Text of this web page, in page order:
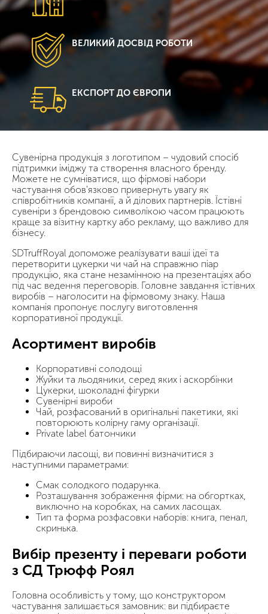
ВЕЛИКИЙ ДОСВІД РОБОТИ
ЕКСПОРТ ДО ЄВРОПИ
Сувенірна продукція з логотипом – чудовий спосіб
підтримки іміджу та створення власного бренду.
Можете не сумніватися, що фірмові набори
частування обов'язково привернуть увагу як
співробітників компанії, а й ділових партнерів. Їстівні
сувеніри з брендовою символікою часом працюють
краще за візитну картку або рекламу, що важливо для
бізнесу.
SDTruffRoyal допоможе реалізувати ваші ідеї та
перетворити цукерки чи чай на справжню піар
продукцію, яка стане незамінною на презентаціях або
під час ведення переговорів. Головне завдання їстівних
виробів – наголосити на фірмовому знаку. Наша
компанія пропонує послугу виготовлення
корпоративної продукції.
Асортимент виробів
Корпоративні солодощі
Жуйки та льодяники, серед яких і аскорбінки
Цукерки, шоколадні фігурки
Сувенірні вироби
Чай, розфасований в оригінальні пакетики, які
повторюють колірну гаму організації.
Private label батончики
Підбираючи ласощі, ви повинні визначитися з
наступними параметрами:
Смак солодкого подарунка.
Розташування зображення фірми: на обгортках,
виключно на коробках, на самих ласощах.
Тип та форма розфасовки наборів: книга, пенал,
скринька.
Вибір презенту і переваги роботи
з СД Трюфф Роял
Головна особливість у тому, що конструктором
частування залишається замовник: ви підбираєте